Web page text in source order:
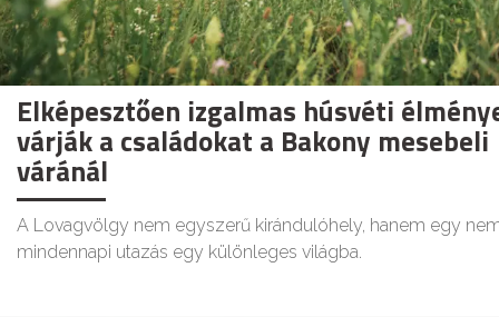
Elképesztően izgalmas húsvéti
várják a családokat a Bakony mesebeli
váránál
A Lovagvölgy nem egyszerű kirándulóhely, hanem egy
mindennapi utazás egy különleges világba.